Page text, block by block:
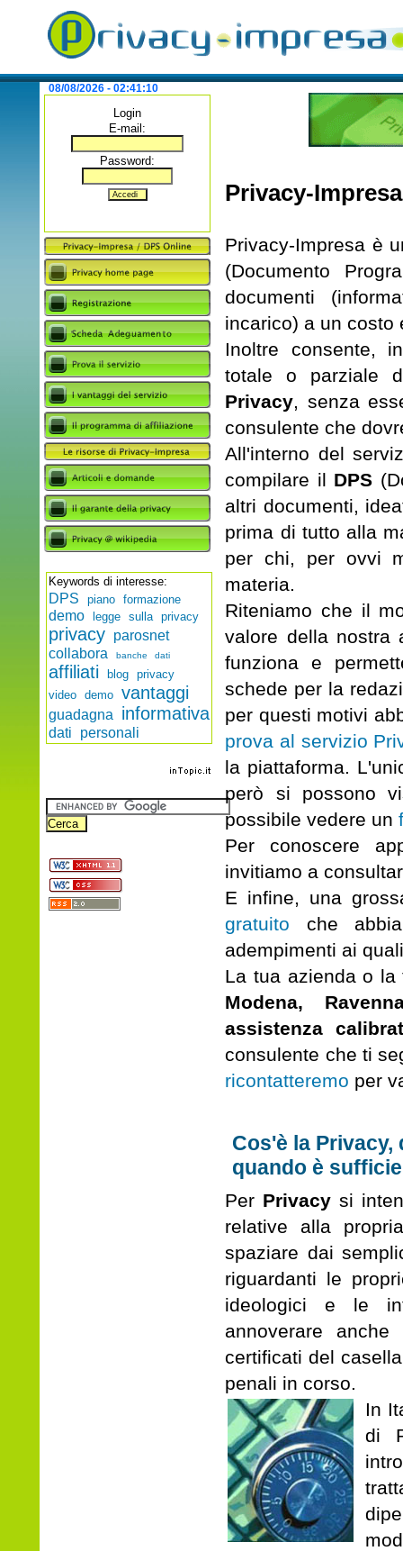
08/08/2026 - 02:41:11
Login
E-mail:
Password:
Keywords di interesse:
DPS piano formazione
demo legge sulla privacy
privacy parosnet
collabora
banche dati
affiliati
blog privacy
video demo
vantaggi
guadagna informativa
dati personali
Privacy-
Privacy-Impresa è
(Documento
documenti
incarico) a un costo
Inoltre consente,
totale o parziale
Privacy, senza
consulente che
All'interno del
compilare il DPS
altri documenti,
prima di tutto alla
per chi, per ovvi
materia.
Riteniamo che il
valore della nostra
funziona e
schede per la
per questi motivi
prova al servizio
la piattaforma.
però si possono
possibile vedere un
Per conoscere
invitiamo a
E infine, una
gratuito che
adempimenti ai
La tua azienda o
Modena,
assistenza
consulente che ti
ricontatteremo per
Cos'è la Privacy,
quando è
Per Privacy si
relative alla
spaziare dai
riguardanti le
ideologici e le
annoverare
certificati del
penali in corso.
In
di